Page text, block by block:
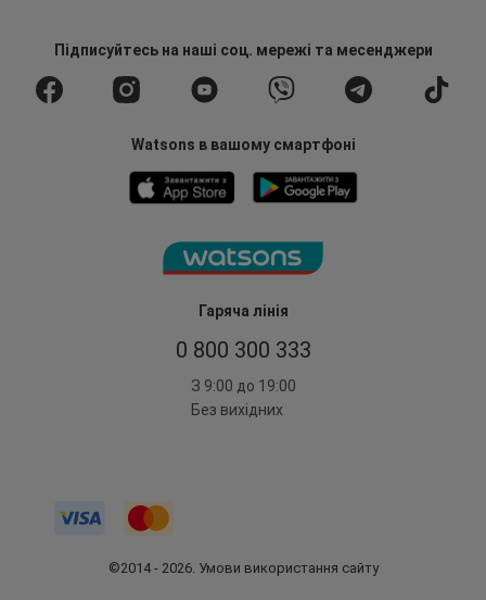
Гаряча лінія
0 800 300 333
З 9:00 до 19:00
Без вихідних
Підписуйтесьна наші соц. мережі та месенджери
Watsons в вашому смартфоні
©2014 - 2026. Умови використання сайту